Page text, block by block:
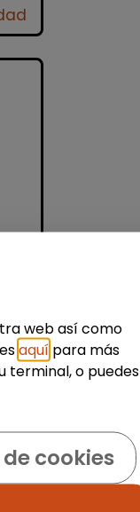
web así como
aquí para más
terminal, o puedes
cookies